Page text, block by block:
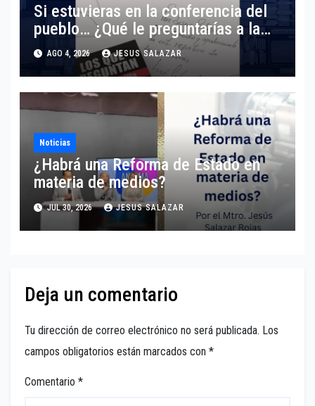
Si estuvieras en la conferencia del
pueblo… ¿Qué le preguntarías a la
presidenta?
AGO 4, 2026 JESUS SALAZAR
Noticias
¿Habrá una Reforma de Estado en
materia de medios?
JUL 30, 2026 JESUS SALAZAR
Deja un comentario
Tu dirección de correo electrónico no será publicada. Los
campos obligatorios están marcados con *
Comentario *